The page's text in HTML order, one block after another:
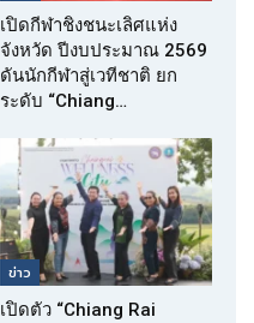
เปิดกีฬาชิงชนะเลิศแห่ง
จังหวัด ปีงบประมาณ 2569
ดันนักกีฬาสู่เวทีชาติ ยก
ระดับ “Chiang…
ข่าว
เปิดตัว “Chiang Rai